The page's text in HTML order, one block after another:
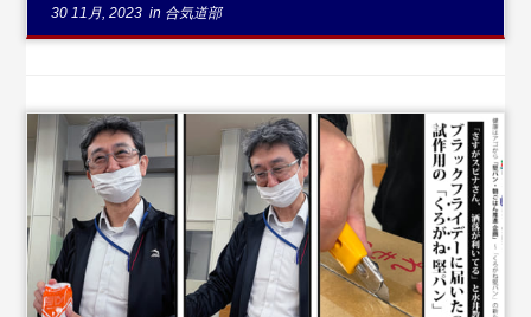
30 11月, 2023 in 合気道部
...続きを読む